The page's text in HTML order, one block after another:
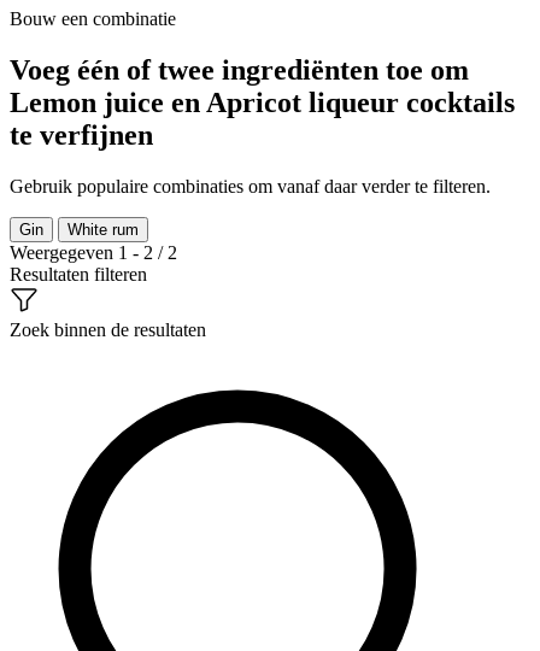
Bouw een combinatie
Voeg één of twee ingrediënten toe om
Lemon juice en Apricot liqueur cocktails
te verfijnen
Gebruik populaire combinaties om vanaf daar verder te filteren.
Gin White rum
Weergegeven 1 - 2 / 2
Resultaten filteren
Zoek binnen de resultaten